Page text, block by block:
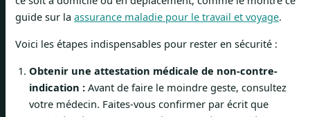
guide sur la assurance maladie pour le travail et voyage.
Voici les étapes indispensables pour rester en sécurité :
Obtenir une attestation médicale de non-contre-
indication : Avant de faire le moindre geste, consultez
votre médecin. Faites-vous confirmer par écrit que